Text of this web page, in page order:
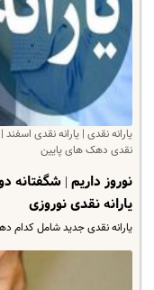
یارانه نقدی | یارانه نقدی اسفند |
نقدی دهک های پایین
نوروز داریم | شگفتانه
یارانه نقدی نوروزی
یارانه نقدی جدید شامل کدام